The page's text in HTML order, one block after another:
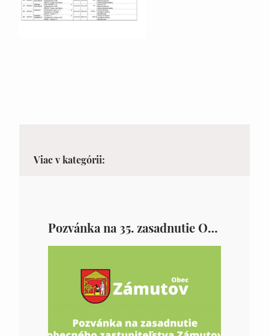
Viac v kategórii:
Pozvánka na 35. zasadnutie OZ v Zámutove